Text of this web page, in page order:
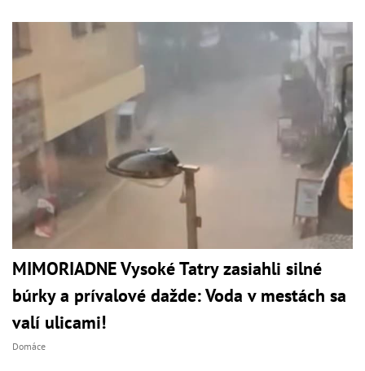
MIMORIADNE Vysoké Tatry zasiahli silné
búrky a prívalové dažde: Voda v mestách sa
valí ulicami!
Domáce